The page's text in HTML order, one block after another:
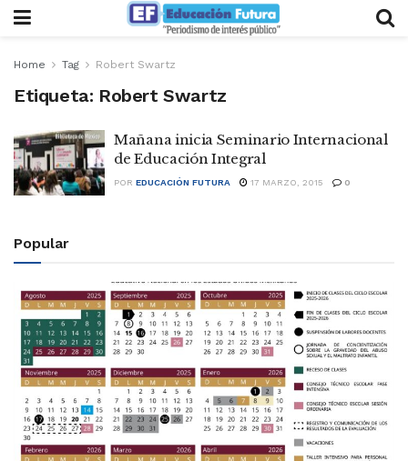
Home Tag Robert Swartz
Etiqueta: Robert Swartz
Mañana inicia Seminario Internacional
de Educación Integral
POR EDUCACIÓN FUTURA 17 MARZO, 2015 0
Popular